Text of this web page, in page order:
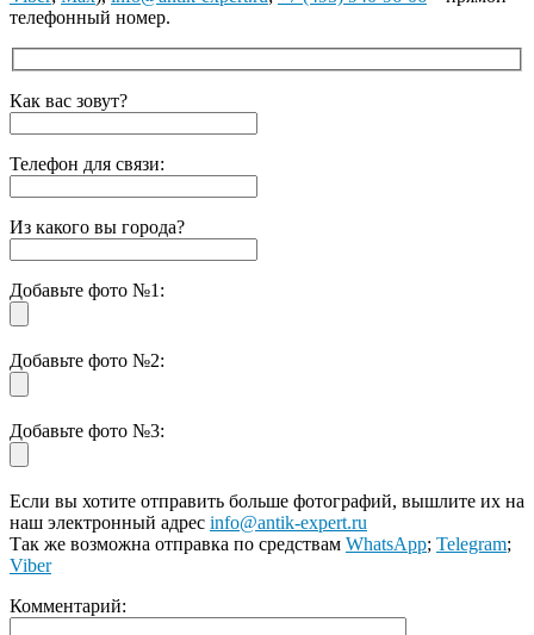
телефонный номер.
Как вас зовут?
Телефон для связи:
Из какого вы города?
Добавьте фото №1:
Добавьте фото №2:
Добавьте фото №3:
Если вы хотите отправить больше фотографий, вышлите их на
наш электронный адрес info@antik-expert.ru
Так же возможна отправка по средствам WhatsApp; Telegram;
Viber
Комментарий: